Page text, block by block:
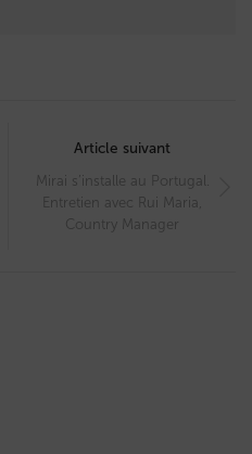
Article suivant
Mirai s’installe au Portugal.
Entretien avec Rui Maria,
Country Manager